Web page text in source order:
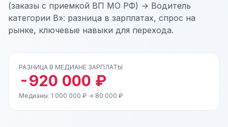
(заказы с приемкой ВП МО РФ) → Водитель
категории В»: разница в зарплатах, спрос на
рынке, ключевые навыки для перехода.
РАЗНИЦА В МЕДИАНЕ ЗАРПЛАТЫ
-920 000 ₽
Медианы: 1 000 000 ₽ → 80 000 ₽